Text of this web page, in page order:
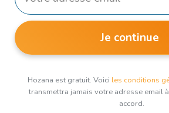
Je continue
Hozana est gratuit. Voici les conditions
transmettra jamais votre adresse email
accord.